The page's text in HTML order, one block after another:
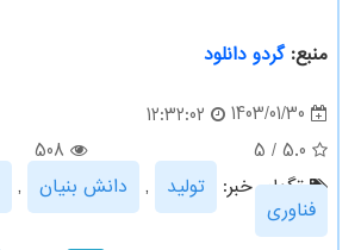
منبع:گردو دانلود
1403/01/30
12:32:02
5.0
/
5
508
تگهای خبر:
تولید , دانش بنیان ,
فناوری